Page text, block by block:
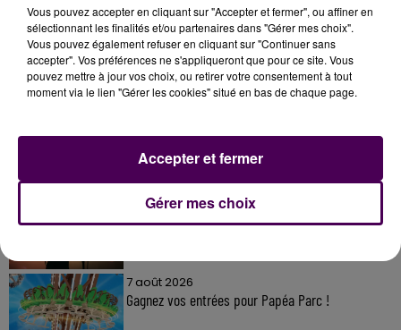
À LA UNE
7 août 2026
Inscrivez-vous au casting The Voice & The Voice
Kids !
7 août 2026
Gagnez vos entrées pour Papéa Parc !
Vous pouvez accepter en cliquant sur "Accepter et fermer", ou affiner en
sélectionnant les finalités et/ou partenaires dans "Gérer mes choix".
Vous pouvez également refuser en cliquant sur "Continuer sans
accepter". Vos préférences ne s'appliqueront que pour ce site. Vous
pouvez mettre à jour vos choix, ou retirer votre consentement à tout
moment via le lien "Gérer les cookies" situé en bas de chaque page.
Gérer mes choix
Accepter et fermer